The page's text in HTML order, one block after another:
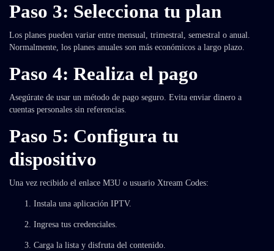
Paso 3: Selecciona tu plan
Los planes pueden variar entre mensual, trimestral, semestral o anual.
Normalmente, los planes anuales son más económicos a largo plazo.
Paso 4: Realiza el pago
Asegúrate de usar un método de pago seguro. Evita enviar dinero a
cuentas personales sin referencias.
Paso 5: Configura tu
dispositivo
Una vez recibido el enlace M3U o usuario Xtream Codes:
Instala una aplicación IPTV.
Ingresa tus credenciales.
Carga la lista y disfruta del contenido.